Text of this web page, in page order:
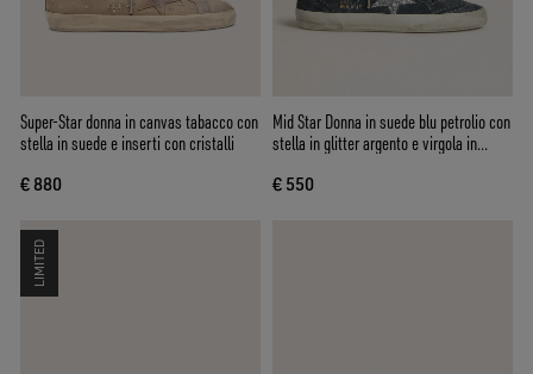
Super-Star donna in canvas tabacco con
stella in suede e inserti con cristalli
€ 880
Mid Star Donna in suede blu petrolio con
stella in glitter argento e virgola in
€ 550
LIMITED